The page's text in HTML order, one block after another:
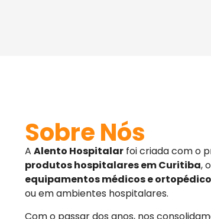
Sobre Nós
A Alento Hospitalar foi criada com o
produtos hospitalares em Curitiba,
equipamentos médicos e
ou em ambientes hospitalares.
Com o passar dos anos, nos